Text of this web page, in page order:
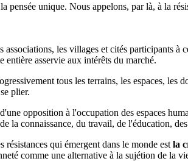
unique. Nous appelons, par là, à la
associations, les villages et cités participants à
asservie aux intérêts du marché.
tous les terrains, les espaces, les
plier.
opposition à l'occupation des espaces
la connaissance, du travail, de l'éducation,
qui émergent dans le monde est la
comme une alternative à la sujétion de la